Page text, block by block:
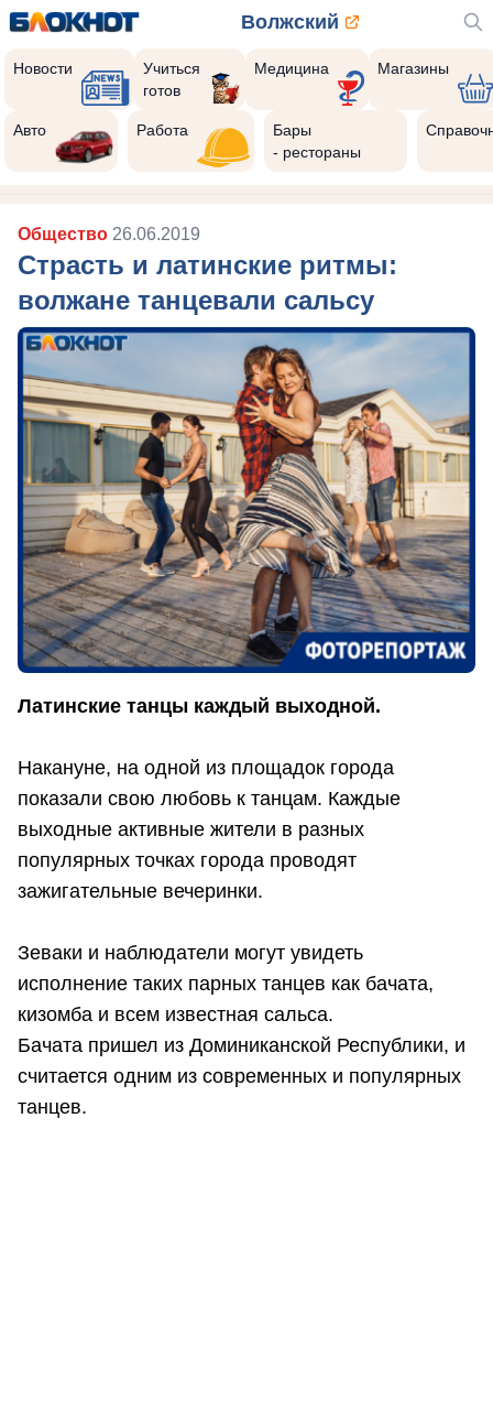
Волжский
Новости
Учиться
готов
Медицина Магазины
Авто Работа
Бары
- рестораны
Общество 26.06.2019
Страсть и латинские ритмы:
волжане танцевали сальсу
Латинские танцы каждый выходной.
Накануне, на одной из площадок города
показали свою любовь к танцам. Каждые
выходные активные жители в разных
популярных точках города проводят
зажигательные вечеринки.
Зеваки и наблюдатели могут увидеть
исполнение таких парных танцев как бачата,
кизомба и всем известная сальса.
Бачата пришел из Доминиканской Республики, и
считается одним из современных и популярных
танцев.